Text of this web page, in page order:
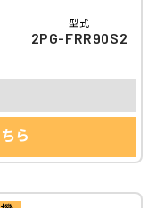
型式
2PG-FRR90S2
ら